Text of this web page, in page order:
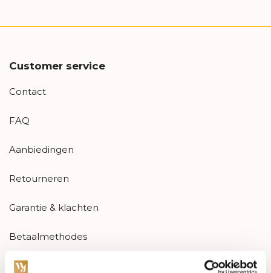
Customer service
Contact
FAQ
Aanbiedingen
Retourneren
Garantie & klachten
Betaalmethodes
Sitemap